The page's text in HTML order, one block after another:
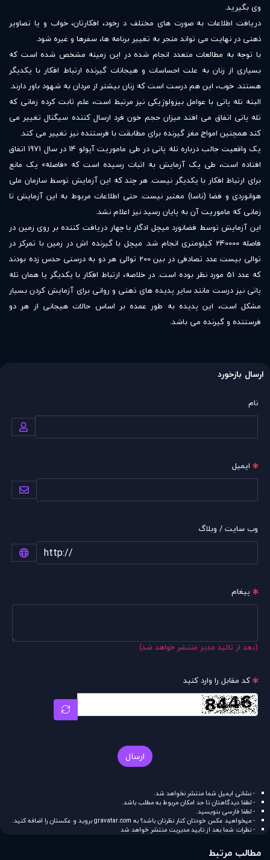
وی بگیرید.
دریافت اطلاعات به صورت های مختلف د رخود، افکارتان، خواب و یا تصاویر
ذهنی در نهایت می تواند منجر به تغییر برنامه ها، سفرها و غیره شود.
با توجه به مطالعات متعدد انجام شده در این زمینه مشخص شده است که
بسیاری از زنان به علت احساسات و هیجانات گیرنده ارتباط افکار با یکدیگر
هستند. خوب، این هم درست است که زنان بیشتر از مردان به شهود باور دارند.
البته تله پاتی با عوامل بیزولوژیکی نیز مرتبط است، علم ثابت کرده زمانی که
تله پاتی اتفاق می افتد میزان حجم خون فرد ارسال کننده سیگنال تغییر می
کند همچنین امواج مغز گیرنده برای مطابقت با فرستنده نیز تغییر می کند.
یک واقعیت جالب درباره تله پاتی در طی ماموریت آپولو 14 در سال 1971 اتفاق
افتاده است، طی یک آزمایش به اثبات رسیده است که «فاصله» یک مانع
برای ارتباط افکار با یکدیگر نیست. هر چند که این آزمایش توسط سازمان ملی
هوانوردی و فضا (ناسا) معتبر نیست. حتی اطلاعات مربوط به این آزمایش تا
زمانی که ماموریت آن به پایان رسید نیز اعلام نشد.
این آزمایش توسط فضانورد میچل ادگار با چهار دریافت کننده بر روی زمین در
فاصله 240000 کیلومتری انجام شد. میچل با گیرنده اش در زمین با تمرکز در
توالی بیست عدد تصادفی در بین 200 توالی هر دو به درستی حدس زده بودند
که عدد 51 مورد نظر بوده است. در خلاصه، ارتباط افکار با یکدیگر یا همان تله
پاتی نیز درست مانند سایر پدیده های ذهنی و روانی برای آزمایش کردن بسیار
مشکل است، این پدیده به طور عمده بر اساس حالات هیجانی از هر دو
فرستنده و گیرنده می باشد.
ارسال بازخورد
نام
ایمیل
وب سایت / وبلاگ
پیغام
(بعد از تائید مدیر منتشر خواهد شد)
کد مقابل را وارد کنید
ارسال
- نشانی ایمیل شما منتشر نخواهد شد.
- لطفا دیدگاهتان تا حد امکان مربوط به مطلب باشد.
- لطفا فارسی بنویسید.
- میخواهید عکس خودتان کنار نظرتان باشد؟ به gravatar.comبروید و عکستان را اضافه کنید.
- نظرات شما بعد از تایید مدیریت منتشر خواهد شد
مطالب مرتبط